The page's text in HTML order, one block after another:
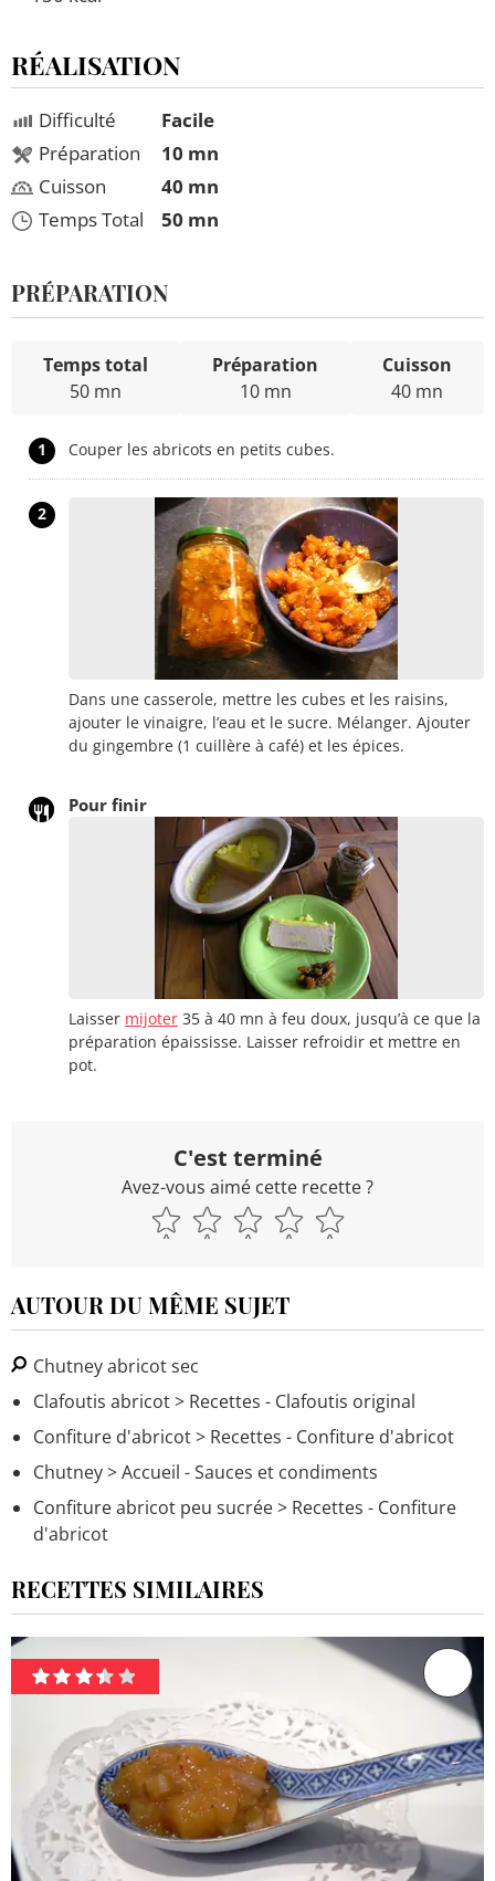
RÉALISATION
Difficulté
Préparation
Cuisson
Temps Total
Facile
10 mn
40 mn
50 mn
PRÉPARATION
Temps total
50 mn
Préparation
10 mn
Cuisson
40 mn
1 Couper les abricots en petits cubes.
2
Dans une casserole, mettre les cubes et les raisins,
ajouter le vinaigre, l’eau et le sucre. Mélanger. Ajouter
du gingembre (1 cuillère à café) et les épices.
Pour finir
Laisser mijoter 35 à 40 mn à feu doux, jusqu’à ce que la
préparation épaississe. Laisser refroidir et mettre en
pot.
C'est terminé
Avez-vous aimé cette recette ?
AUTOUR DU MÊME SUJET
Chutney abricot sec
Clafoutis abricot> Recettes - Clafoutis original
Confiture d'abricot> Recettes - Confiture d'abricot
Chutney> Accueil - Sauces et condiments
Confiture abricot peu sucrée> Recettes - Confiture
d'abricot
RECETTES SIMILAIRES